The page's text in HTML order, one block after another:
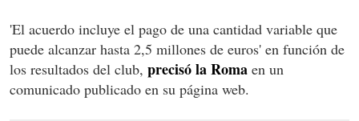
'El acuerdo incluye el pago de una cantidad variable que
puede alcanzar hasta 2,5 millones de euros' en función de
los resultados del club, precisó la Roma en un
comunicado publicado en su página web.